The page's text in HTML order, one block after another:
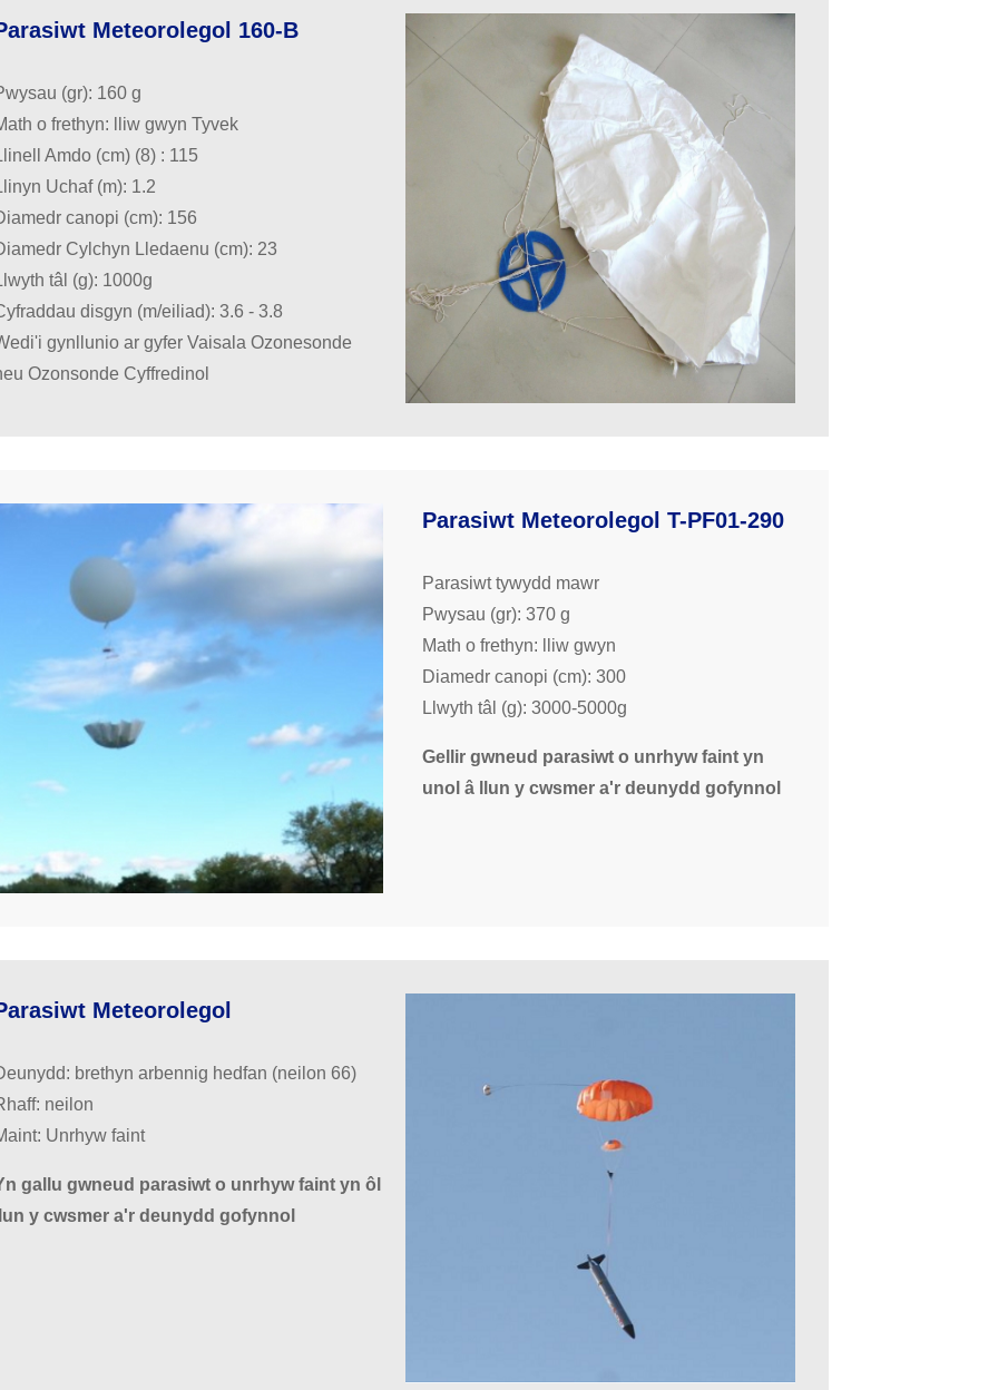
Meteorolegol 160-B
(gr): 160 g
o frethyn: lliw gwyn Tyvek
Amdo (cm) (8) : 115
Uchaf (m): 1.2
canopi (cm): 156
Cylchyn Lledaenu (cm): 23
tâl (g): 1000g
disgyn (m/eiliad): 3.6 - 3.8
gynllunio ar gyfer Vaisala Ozonesonde
Ozonsonde Cyffredinol
Parasiwt Meteorolegol T-PF01-290
Parasiwt tywydd mawr
Pwysau (gr): 370 g
Math o frethyn: lliw gwyn
Diamedr canopi (cm): 300
Llwyth tâl (g): 3000-5000g
Gellir gwneud parasiwt o unrhyw faint yn
unol â llun y cwsmer a'r deunydd gofynnol
Meteorolegol
brethyn arbennig hedfan (neilon 66)
neilon
Unrhyw faint
gallu gwneud parasiwt o unrhyw faint yn ôl
llun y cwsmer a'r deunydd gofynnol